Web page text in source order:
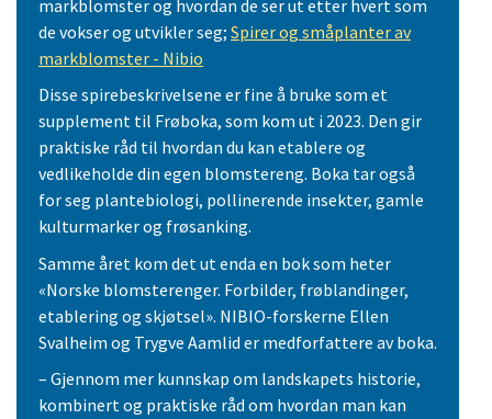
markblomster og hvordan de ser ut etter hvert som
de vokser og utvikler seg; Spirer og småplanter av
markblomster - Nibio
Disse spirebeskrivelsene er fine å bruke som et
supplement til Frøboka, som kom ut i 2023. Den gir
praktiske råd til hvordan du kan etablere og
vedlikeholde din egen blomstereng. Boka tar også
for seg plantebiologi, pollinerende insekter, gamle
kulturmarker og frøsanking.
Samme året kom det ut enda en bok som heter
«Norske blomsterenger. Forbilder, frøblandinger,
etablering og skjøtsel». NIBIO-forskerne Ellen
Svalheim og Trygve Aamlid er medforfattere av boka.
– Gjennom mer kunnskap om landskapets historie,
kombinert og praktiske råd om hvordan man kan